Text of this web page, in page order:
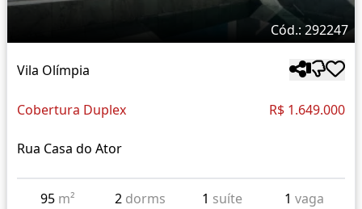
Cód.: 292247
Vila Olímpia
Cobertura Duplex R$ 1.649.000
Rua Casa do Ator
95 m² 2 dorms 1 suíte 1 vaga